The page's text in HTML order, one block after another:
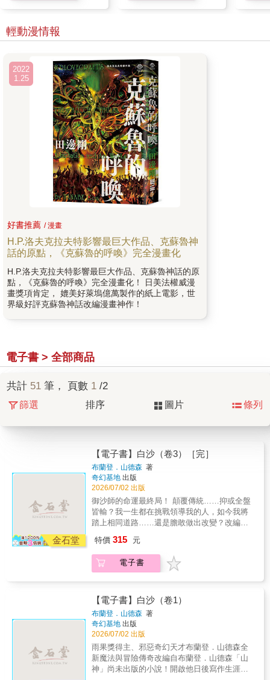
輕動漫情報
2022
1.25
好書推薦 / 漫畫
H.P.洛夫克拉夫特影響最巨大作品、克蘇魯神
話的原點，《克蘇魯的呼喚》完全漫畫化
H.P.洛夫克拉夫特影響最巨大作品、克蘇魯神話的原
點，《克蘇魯的呼喚》完全漫畫化！ 日美法權威漫
畫獎項肯定， 媲美好萊塢億萬製作的紙上電影，世
界級好評克蘇魯神話改編漫畫神作！
電子書 > 全部商品
共計 51 筆， 頁數 1 /2
篩選 排序 圖片 條列
金石堂
【電子書】白沙（卷3）［完］
布蘭登．山德森 著
奇幻基地 出版
2026/07/02 出版
御沙師的命運最終局！ 顛覆傳統……抑或全盤
皆輸？我一生都在挑戰領導我的人，如今我將
踏上相同道路……還是膽敢做出改變？改編自
啟他日後寫作生涯的雛形起點—— 雨果獎得
主、邪惡奇幻天才布蘭登．山德森全新魔法與
冒險傳奇大完結！★完整收錄國外最新版故事
視覺的方式，將寰宇中至關重要的一章呈現在
讀者面前！★完整收錄「白沙祕典」，一窺泰
爾丹的魔法運作、人文風俗及物種生態！「在
我所有的魔法中，御沙術在本質上是最具視覺
效果，也是最適合改編成圖像小說的魔法。」
——布蘭登．山德森「《白沙》是山德森寰宇
世界中隱藏的瑰寶。」——Tor.com奇科幻小說
雜誌網站╳╳╳泰爾丹這顆沙漠星球處於兩個
特價 315 元
電子書
【電子書】白沙（卷1）
布蘭登．山德森 著
奇幻基地 出版
2026/07/02 出版
雨果獎得主、邪惡奇幻天才布蘭登．山德森全
新魔法與冒險傳奇改編自布蘭登．山德森「山
神」尚未出版的小說！開啟他日後寫作生涯的